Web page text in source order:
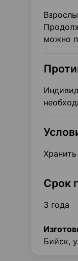
можно
Срок
3 года
Бийск,